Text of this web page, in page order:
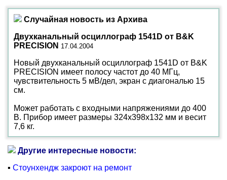
Случайная новость из Архива
Двухканальный осциллограф 1541D от B&K
PRECISION 17.04.2004
Новый двухканальный осциллограф 1541D от B&K
PRECISION имеет полосу частот до 40 МГц,
чувствительность 5 мВ/дел, экран с диагональю 15
см.
Может работать с входными напряжениями до 400
В. Прибор имеет размеры 324x398x132 мм и весит
7,6 кг.
Другие интересные новости:
▪ Стоунхендж закроют на ремонт